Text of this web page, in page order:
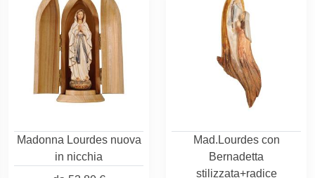
Madonna Lourdes nuova
in nicchia
Mad.Lourdes con
Bernadetta
stilizzata+radice